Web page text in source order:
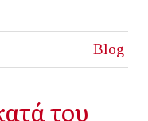
Blog
του